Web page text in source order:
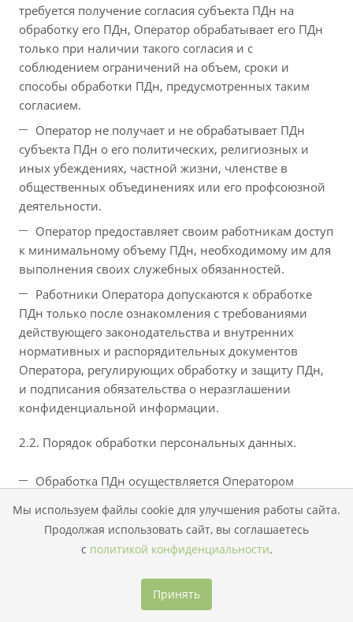
Мы используем файлы cookie для улучшения работы сайта.
Продолжая использовать сайт, вы соглашаетесь
с политикой конфиденциальности.
Принять
требуется получение согласия субъекта ПДн на
обработку его ПДн, Оператор обрабатывает его ПДн
только при наличии такого согласия и с
соблюдением ограничений на объем, сроки и
способы обработки ПДн, предусмотренных таким
согласием.
Оператор не получает и не обрабатывает ПДн
субъекта ПДн о его политических, религиозных и
иных убеждениях, частной жизни, членстве в
общественных объединениях или его профсоюзной
деятельности.
Оператор предоставляет своим работникам доступ
к минимальному объему ПДн, необходимому им для
выполнения своих служебных обязанностей.
Работники Оператора допускаются к обработке
ПДн только после ознакомления с требованиями
действующего законодательства и внутренних
нормативных и распорядительных документов
Оператора, регулирующих обработку и защиту ПДн,
и подписания обязательства о неразглашении
конфиденциальной информации.
2.2. Порядок обработки персональных данных.
Обработка ПДн осуществляется Оператором
(получении). В частности, обработка ПДн
сотрудников осуществляется в целях исполнения
возложенных на Оператора действующим
законодательством и трудовым договором
обязанностей работодателя, а обработка ПДн
пациентов, заявителей в целях оказания